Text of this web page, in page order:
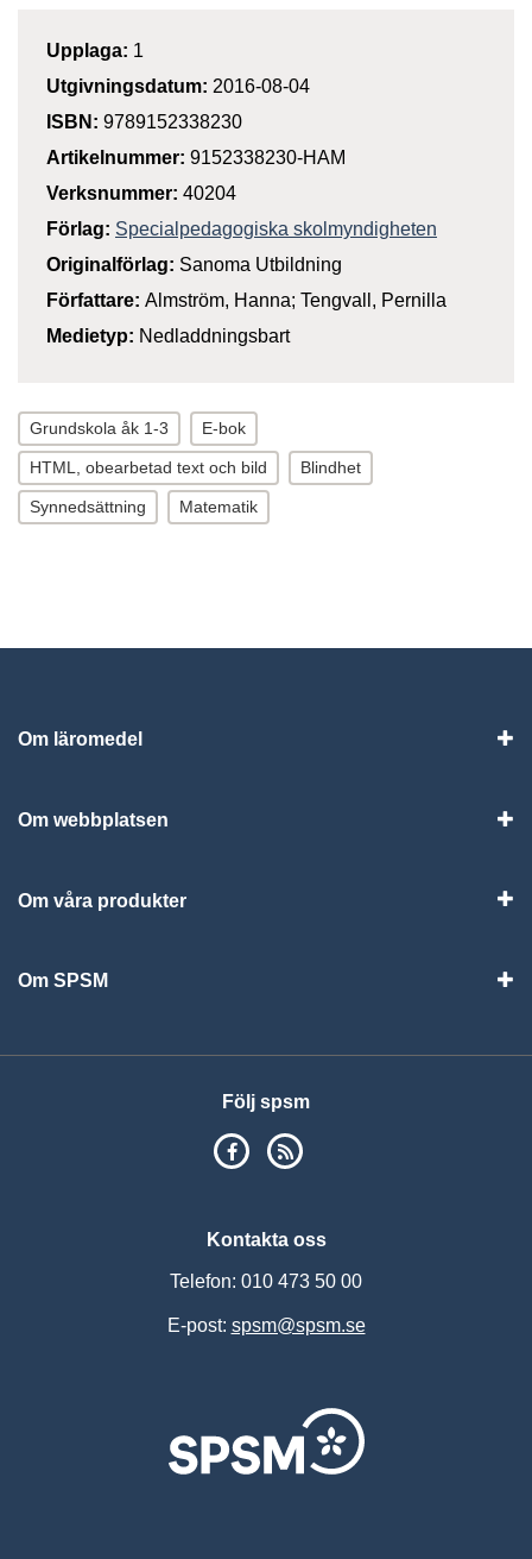
Upplaga: 1
Utgivningsdatum: 2016-08-04
ISBN: 9789152338230
Artikelnummer: 9152338230-HAM
Verksnummer: 40204
Förlag: Specialpedagogiska skolmyndigheten
Originalförlag: Sanoma Utbildning
Författare: Almström, Hanna; Tengvall, Pernilla
Medietyp: Nedladdningsbart
Grundskola åk 1-3 E-bok
HTML, obearbetad text och bild Blindhet
Synnedsättning Matematik
Om läromedel
Om webbplatsen
Om våra produkter
Om SPSM
Följ spsm
SPSM på Facebook
Kontakta oss
Telefon: 010 473 50 00
E-post: spsm@spsm.se